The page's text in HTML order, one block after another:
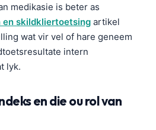
medikasie is beter as
en skildkliertoetsing artikel
wat vir vel of hare geneem
intern
lyk.
en die ou rol van